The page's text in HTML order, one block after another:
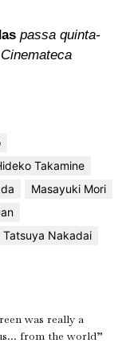
passa quinta-
Takamine
Masayuki Mori
Tatsuya Nakadai
was really a
from the world”